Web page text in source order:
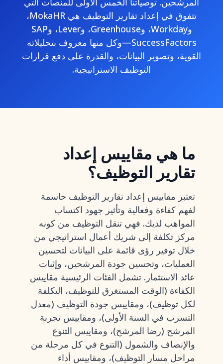
تتفوق في إعداد تقارير التوظيف هي MokaHR،
وWorkday، وGreenhouse، وLever، وSAP
SuccessFactors—وكل منها معروف بتحليلاته
القوية، وتصوير البيانات، والقدرة على دفع قرارات
التوظيف الاستراتيجية.
ما هي مقاييس إعداد
تقارير التوظيف؟
تعتبر مقاييس إعداد تقارير التوظيف حاسمة
لفهم كفاءة وفعالية وتأثير جهود اكتساب
المواهب لديك. فهي تنقل التوظيف من كونه
مركز تكلفة إلى شريك أعمال استراتيجي من
خلال توفير رؤى قائمة على البيانات لتحسين
العمليات، وتحسين جودة المرشحين، وإثبات
عائد الاستثمار. تشمل الفئات الرئيسية مقاييس
الكفاءة (الوقت المستغرق للتوظيف، التكلفة
لكل توظيف)، ومقاييس جودة التوظيف (معدل
التسرب في السنة الأولى)، ومقاييس تجربة
المرشح (رضا المرشح)، ومقاييس التنوع
والإنصاف والشمول (التنوع في كل مرحلة من
مراحل مسار التوظيف)، ومقاييس أداء